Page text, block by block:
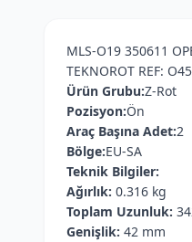
MLS-O19 350611
TEKNOROT REF:
Ürün Grubu:Z-Rot
Pozisyon:Ön
Araç Başına Adet:2
Bölge:EU-SA
Teknik Bilgiler:
Ağırlık: 0.316 kg
Toplam Uzunluk:
Genişlik: 42 mm